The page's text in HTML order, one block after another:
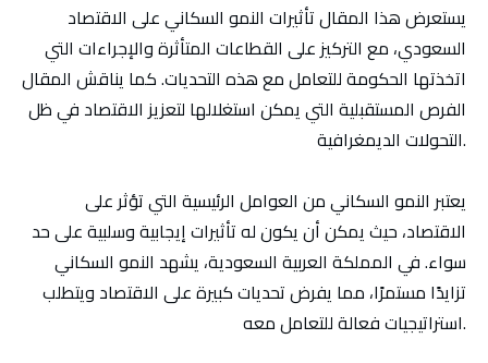
يستعرض هذا المقال تأثيرات النمو السكاني على الاقتصاد
السعودي، مع التركيز على القطاعات المتأثرة والإجراءات التي
اتخذتها الحكومة للتعامل مع هذه التحديات. كما يناقش المقال
الفرص المستقبلية التي يمكن استغلالها لتعزيز الاقتصاد في ظل
التحولات الديمغرافية.
يعتبر النمو السكاني من العوامل الرئيسية التي تؤثر على
الاقتصاد، حيث يمكن أن يكون له تأثيرات إيجابية وسلبية على حد
سواء. في المملكة العربية السعودية، يشهد النمو السكاني
تزايدًا مستمرًا، مما يفرض تحديات كبيرة على الاقتصاد ويتطلب
استراتيجيات فعالة للتعامل معه.